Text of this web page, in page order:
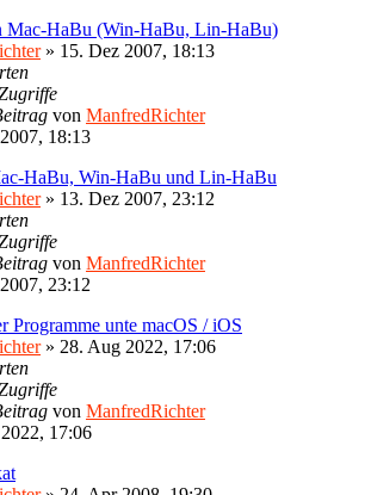
Mac-HaBu (Win-HaBu, Lin-HaBu)
» 15. Dez 2007, 18:13
von ManfredRichter
18:13
HaBu, Win-HaBu und Lin-HaBu
» 13. Dez 2007, 23:12
von ManfredRichter
23:12
Programme unte macOS / iOS
» 28. Aug 2022, 17:06
von ManfredRichter
17:06